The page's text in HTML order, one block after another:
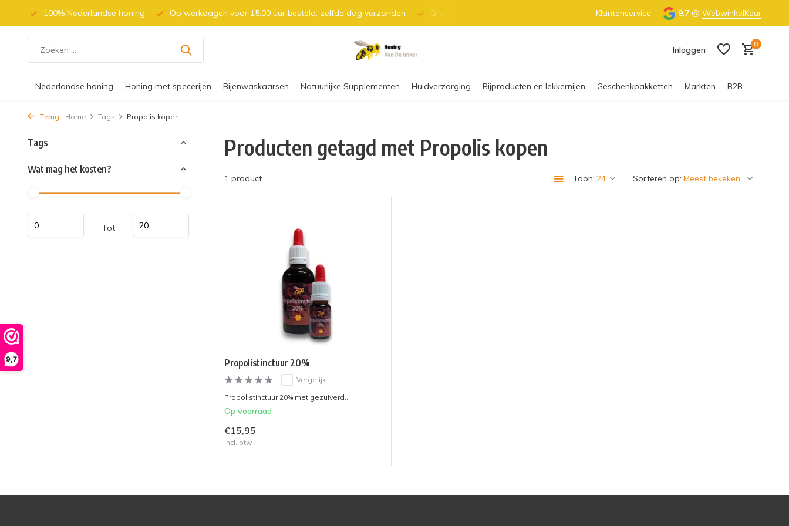
9,7
100% Nederlandse honing Op werkdagen voor 15:00 uur besteld, zelfde dag verzonden Gratis verzending vanaf €55 (NL) & €65 (BE) 100% Nederlandse honing
Klantenservice 9,7 @ WebwinkelKeur
Inloggen
0
Nederlandse honing Honing met specerijen Bijenwaskaarsen Natuurlijke Supplementen Huidverzorging Bijproducten en lekkernijen Geschenkpakketten Markten B2B
Terug Home Tags Propolis kopen
Tags
Wat mag het kosten?
Tot
Producten getagd met Propolis kopen
1 product Toon: Sorteren op:
Propolistinctuur 20%
Vergelijk
Propolistinctuur 20% met gezuiverd...
Op voorraad
€15,95
Incl. btw